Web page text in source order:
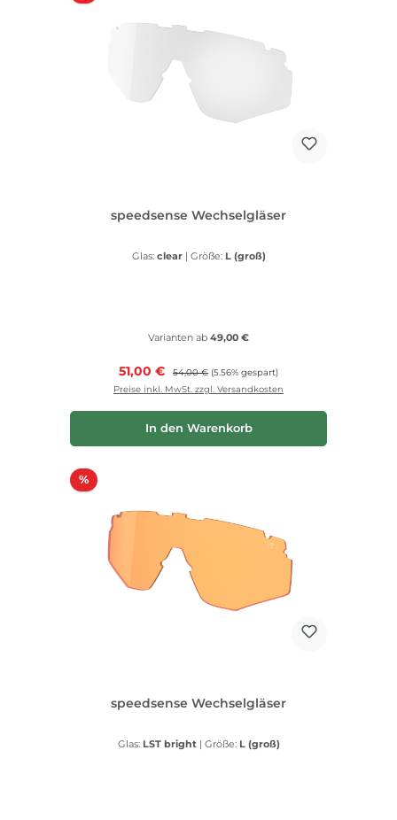
speedsense Wechselgläser
Glas: clear | Größe: L (groß)
Varianten ab 49,00 €
Verkaufspreis:
51,00 € Regulärer Preis:
54,00 € (5.56% gespart)
Preise inkl. MwSt. zzgl. Versandkosten
In den Warenkorb
%Rabatt
speedsense Wechselgläser
Glas: LST bright | Größe: L (groß)